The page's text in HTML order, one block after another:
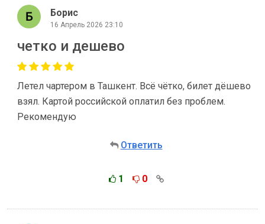
Борис
16 Апрель 2026 23:10
четко и дешево
Летел чартером в Ташкент. Всё чётко, билет дёшево
взял. Картой российской оплатил без проблем.
Рекомендую
Ответить
1 0